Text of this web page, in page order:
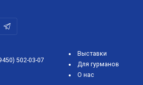
502-03-07
Выставки
Для гурманов
О нас